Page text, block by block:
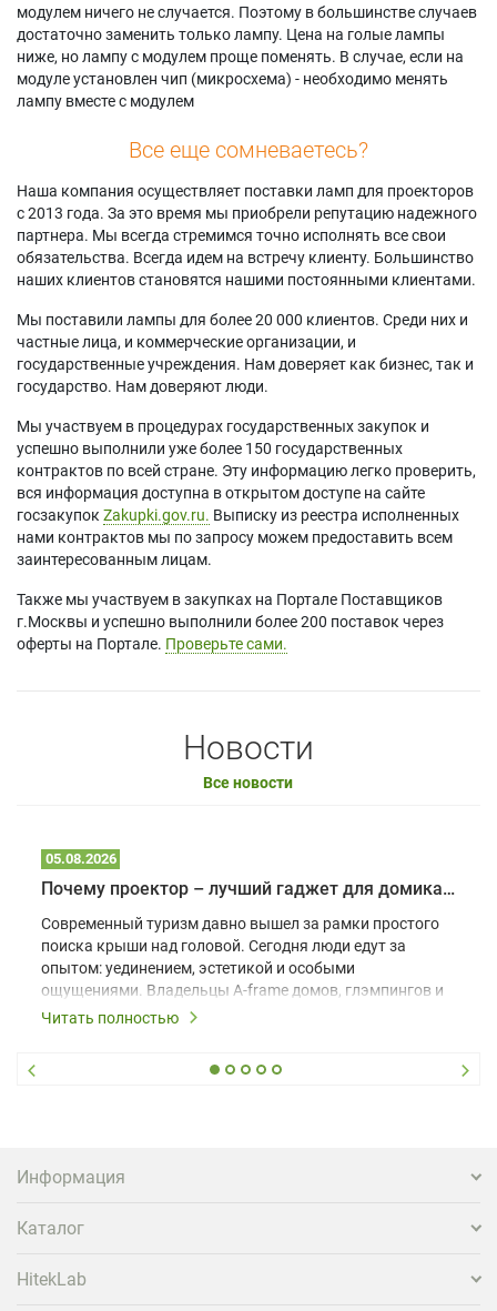
модулем ничего не случается. Поэтому в большинстве случаев
достаточно заменить только лампу. Цена на голые лампы
ниже, но лампу с модулем проще поменять. В случае, если на
модуле установлен чип (микросхема) - необходимо менять
лампу вместе с модулем
Все еще сомневаетесь?
Наша компания осуществляет поставки ламп для проекторов
с 2013 года. За это время мы приобрели репутацию надежного
партнера. Мы всегда стремимся точно исполнять все свои
обязательства. Всегда идем на встречу клиенту. Большинство
наших клиентов становятся нашими постоянными клиентами.
Мы поставили лампы для более 20 000 клиентов. Среди них и
частные лица, и коммерческие организации, и
государственные учреждения. Нам доверяет как бизнес, так и
государство. Нам доверяют люди.
Мы участвуем в процедурах государственных закупок и
успешно выполнили уже более 150 государственных
контрактов по всей стране. Эту информацию легко проверить,
вся информация доступна в открытом доступе на сайте
госзакупок Zakupki.gov.ru. Выписку из реестра исполненных
нами контрактов мы по запросу можем предоставить всем
заинтересованным лицам.
Также мы участвуем в закупках на Портале Поставщиков
г.Москвы и успешно выполнили более 200 поставок через
оферты на Портале. Проверьте сами.
Новости
Все новости
05.08.2026
Почему проектор – лучший гаджет для домика в глэмпинге
Современный туризм давно вышел за рамки простого
поиска крыши над головой. Сегодня люди едут за
опытом: уединением, эстетикой и особыми
ощущениями. Владельцы A-frame домов, глэмпингов и
шале понимают, что конкуренция растет, и
вернуться и поделиться впечатлениями в соцсетях,
проектора.
Читать полностью
Информация
Каталог
HitekLab